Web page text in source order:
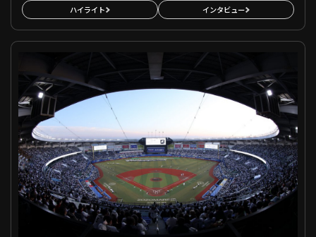
利用規約 プライバシーポリシー
運営会社 （別ウィンドウで開く） よくある質問
特定商取引法の表示 アルバイト募集 （別ウィンドウで開く
動画を検索（選手・チーム・プレー内容…）
ハイライト インタビュー
パーソル パ・リーグ公式戦 千葉ロッテ VS 東北楽天